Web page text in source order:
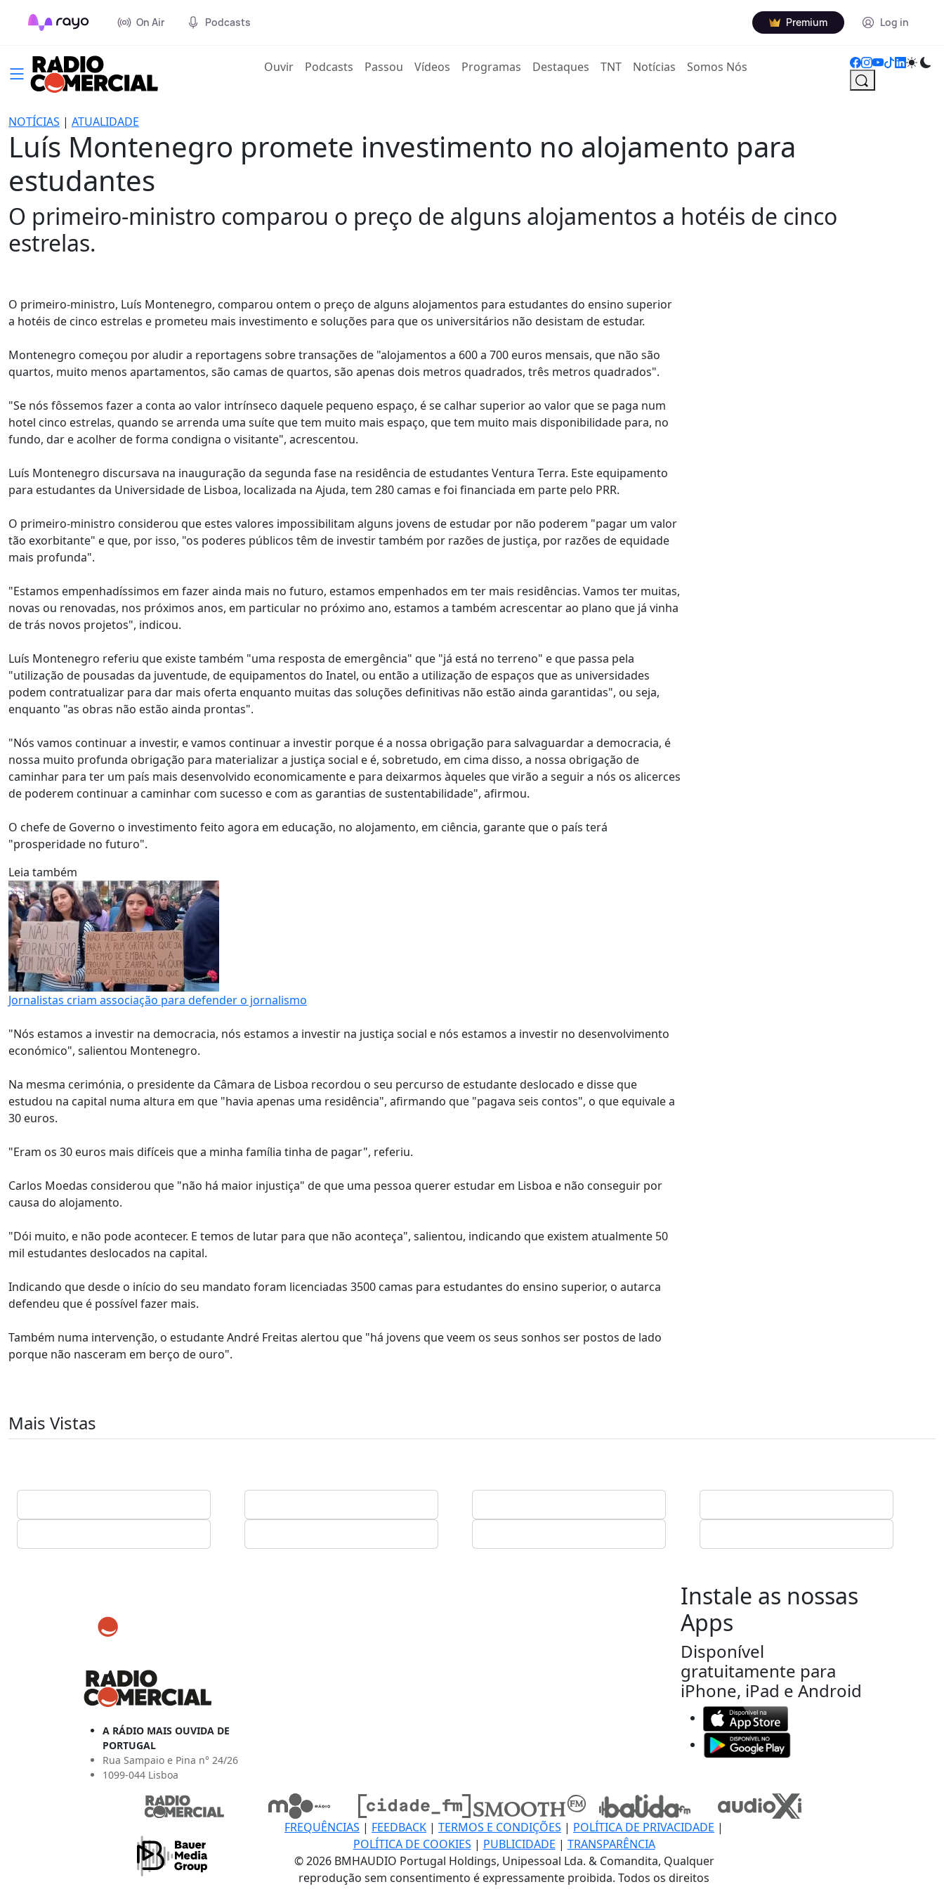
On Air Podcasts Premium Log in
Ouvir(current)
Podcasts Passou Vídeos Programas Destaques TNT Notícias Somos Nós
NOTÍCIAS | ATUALIDADE
Luís Montenegro promete investimento no alojamento para
estudantes
O primeiro-ministro comparou o preço de alguns alojamentos a hotéis de cinco
estrelas.
O primeiro-ministro, Luís Montenegro, comparou ontem o preço de alguns alojamentos para estudantes do ensino superior
a hotéis de cinco estrelas e prometeu mais investimento e soluções para que os universitários não desistam de estudar.
Montenegro começou por aludir a reportagens sobre transações de "alojamentos a 600 a 700 euros mensais, que não são
quartos, muito menos apartamentos, são camas de quartos, são apenas dois metros quadrados, três metros quadrados".
"Se nós fôssemos fazer a conta ao valor intrínseco daquele pequeno espaço, é se calhar superior ao valor que se paga num
hotel cinco estrelas, quando se arrenda uma suíte que tem muito mais espaço, que tem muito mais disponibilidade para, no
fundo, dar e acolher de forma condigna o visitante", acrescentou.
Luís Montenegro discursava na inauguração da segunda fase na residência de estudantes Ventura Terra. Este equipamento
para estudantes da Universidade de Lisboa, localizada na Ajuda, tem 280 camas e foi financiada em parte pelo PRR.
O primeiro-ministro considerou que estes valores impossibilitam alguns jovens de estudar por não poderem "pagar um valor
tão exorbitante" e que, por isso, "os poderes públicos têm de investir também por razões de justiça, por razões de equidade
mais profunda".
"Estamos empenhadíssimos em fazer ainda mais no futuro, estamos empenhados em ter mais residências. Vamos ter muitas,
novas ou renovadas, nos próximos anos, em particular no próximo ano, estamos a também acrescentar ao plano que já vinha
de trás novos projetos", indicou.
Luís Montenegro referiu que existe também "uma resposta de emergência" que "já está no terreno" e que passa pela
"utilização de pousadas da juventude, de equipamentos do Inatel, ou então a utilização de espaços que as universidades
podem contratualizar para dar mais oferta enquanto muitas das soluções definitivas não estão ainda garantidas", ou seja,
enquanto "as obras não estão ainda prontas".
"Nós vamos continuar a investir, e vamos continuar a investir porque é a nossa obrigação para salvaguardar a democracia, é
nossa muito profunda obrigação para materializar a justiça social e é, sobretudo, em cima disso, a nossa obrigação de
caminhar para ter um país mais desenvolvido economicamente e para deixarmos àqueles que virão a seguir a nós os alicerces
de poderem continuar a caminhar com sucesso e com as garantias de sustentabilidade", afirmou.
O chefe de Governo o investimento feito agora em educação, no alojamento, em ciência, garante que o país terá
"prosperidade no futuro".
Leia também
Jornalistas criam associação para defender o jornalismo
"Nós estamos a investir na democracia, nós estamos a investir na justiça social e nós estamos a investir no desenvolvimento
económico", salientou Montenegro.
Na mesma cerimónia, o presidente da Câmara de Lisboa recordou o seu percurso de estudante deslocado e disse que
estudou na capital numa altura em que "havia apenas uma residência", afirmando que "pagava seis contos", o que equivale a
30 euros.
"Eram os 30 euros mais difíceis que a minha família tinha de pagar", referiu.
Carlos Moedas considerou que "não há maior injustiça" de que uma pessoa querer estudar em Lisboa e não conseguir por
causa do alojamento.
"Dói muito, e não pode acontecer. E temos de lutar para que não aconteça", salientou, indicando que existem atualmente 50
mil estudantes deslocados na capital.
Indicando que desde o início do seu mandato foram licenciadas 3500 camas para estudantes do ensino superior, o autarca
defendeu que é possível fazer mais.
Também numa intervenção, o estudante André Freitas alertou que "há jovens que veem os seus sonhos ser postos de lado
porque não nasceram em berço de ouro".
Mais Vistas
A RÁDIO MAIS OUVIDA DE
PORTUGAL
Rua Sampaio e Pina n° 24/26
1099-044 Lisboa
Instale as nossas
Apps
Disponível
gratuitamente para
iPhone, iPad e Android
FREQUÊNCIAS | FEEDBACK | TERMOS E CONDIÇÕES | POLÍTICA DE PRIVACIDADE |
POLÍTICA DE COOKIES | PUBLICIDADE | TRANSPARÊNCIA
© 2026 BMHAUDIO Portugal Holdings, Unipessoal Lda. & Comandita, Qualquer
reprodução sem consentimento é expressamente proibida. Todos os direitos